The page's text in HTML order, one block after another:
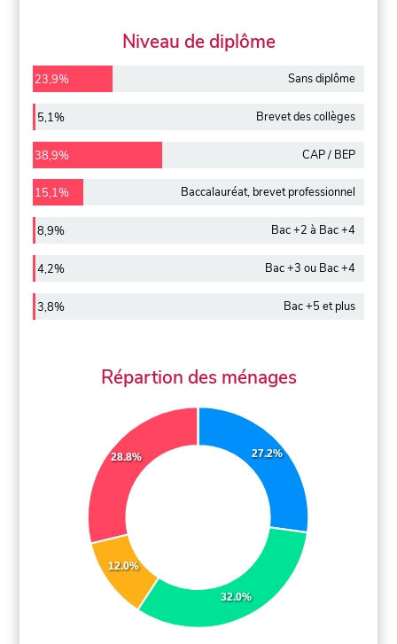
Niveau de diplôme
23,9% Sans diplôme
5,1% Brevet des collèges
38,9% CAP / BEP
15,1% Baccalauréat, brevet professionnel
8,9% Bac +2 à Bac +4
4,2% Bac +3 ou Bac +4
3,8% Bac +5 et plus
Répartion des ménages
27.2%
32.0%
12.0%
28.8%